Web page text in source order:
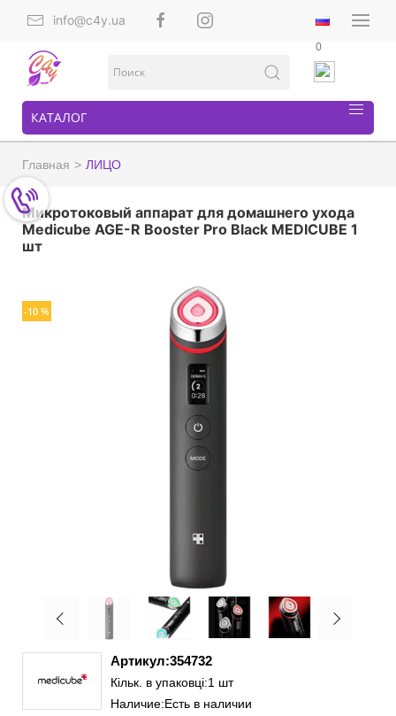
info@c4y.ua
0
КАТАЛОГ
Главная ЛИЦО
Микротоковый аппарат для домашнего ухода
Medicube AGE-R Booster Pro Black MEDICUBE 1
шт
-10 %
Артикул:354732
Кільк. в упаковці:1 шт
Наличие:Есть в наличии